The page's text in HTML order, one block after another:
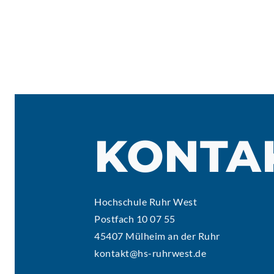
Hochschule Ruhr West
Postfach 10 07 55
45407 Mülheim an der Ruhr
kontakt@hs-ruhrwest.de